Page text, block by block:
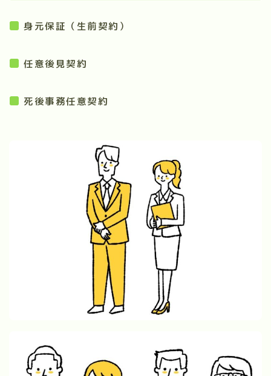
身元保証（生前契約）
任意後見契約
死後事務任意契約